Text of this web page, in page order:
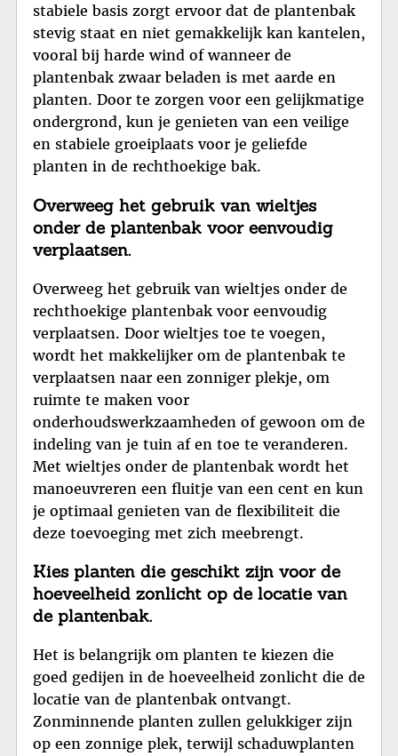
stabiele basis zorgt ervoor dat de plantenbak
stevig staat en niet gemakkelijk kan kantelen,
vooral bij harde wind of wanneer de
plantenbak zwaar beladen is met aarde en
planten. Door te zorgen voor een gelijkmatige
ondergrond, kun je genieten van een veilige
en stabiele groeiplaats voor je geliefde
planten in de rechthoekige bak.
Overweeg het gebruik van wieltjes
onder de plantenbak voor eenvoudig
verplaatsen.
Overweeg het gebruik van wieltjes onder de
rechthoekige plantenbak voor eenvoudig
verplaatsen. Door wieltjes toe te voegen,
wordt het makkelijker om de plantenbak te
verplaatsen naar een zonniger plekje, om
ruimte te maken voor
onderhoudswerkzaamheden of gewoon om de
indeling van je tuin af en toe te veranderen.
Met wieltjes onder de plantenbak wordt het
manoeuvreren een fluitje van een cent en kun
je optimaal genieten van de flexibiliteit die
deze toevoeging met zich meebrengt.
Kies planten die geschikt zijn voor de
hoeveelheid zonlicht op de locatie van
de plantenbak.
Het is belangrijk om planten te kiezen die
goed gedijen in de hoeveelheid zonlicht die de
locatie van de plantenbak ontvangt.
Zonminnende planten zullen gelukkiger zijn
op een zonnige plek, terwijl schaduwplanten